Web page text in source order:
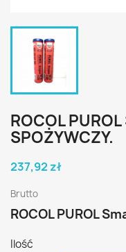
ROCOL
SPOŻYWCZY.
237,92 zł
Brutto
ROCOL PUROL
Ilość